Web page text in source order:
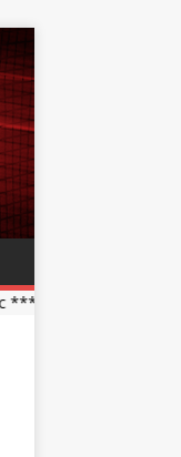
5-7, 1-6 Talia